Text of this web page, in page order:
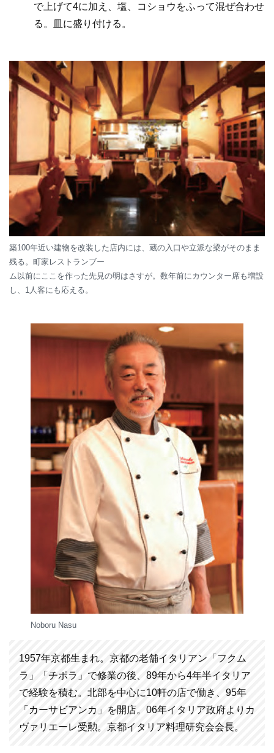
で上げて4に加え、塩、コショウをふって混ぜ合わせ
る。皿に盛り付ける。
築100年近い建物を改装した店内には、蔵の入口や立派な梁がそのまま
残る。町家レストランブー
ム以前にここを作った先見の明はさすが。数年前にカウンター席も増設
し、1人客にも応える。
Noboru Nasu
1957年京都生まれ。京都の老舗イタリアン「フクム
ラ」「チポラ」で修業の後、89年から4年半イタリア
で経験を積む。北部を中心に10軒の店で働き、95年
「カーサビアンカ」を開店。06年イタリア政府よりカ
ヴァリエーレ受勲。京都イタリア料理研究会会長。